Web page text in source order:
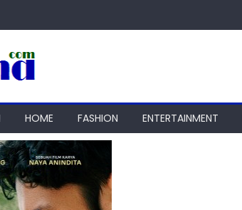
HOME FASHION ENTERTAINMENT